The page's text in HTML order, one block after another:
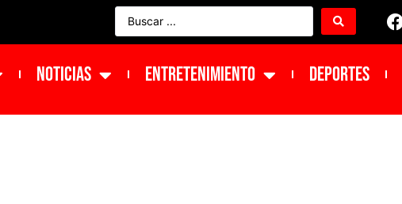
NOTICIAS ENTRETENIMIENTO DEPORTES